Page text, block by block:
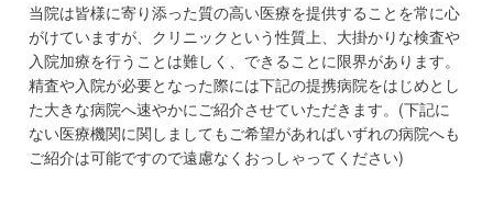
当院は皆様に寄り添った質の高い医療を提供することを常に心
がけていますが、クリニックという性質上、大掛かりな検査や
入院加療を行うことは難しく、できることに限界があります。
精査や入院が必要となった際には下記の提携病院をはじめとし
た大きな病院へ速やかにご紹介させていただきます。(下記に
ない医療機関に関しましてもご希望があればいずれの病院へも
ご紹介は可能ですので遠慮なくおっしゃってください)